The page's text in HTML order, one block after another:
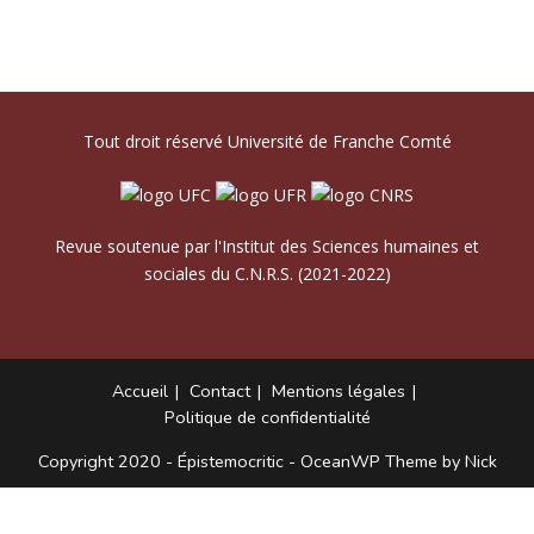
Tout droit réservé Université de Franche Comté
Revue soutenue par l'Institut des Sciences humaines et
sociales du C.N.R.S. (2021-2022)
Accueil Contact
Mentions légales
Politique de confidentialité
Copyright 2020 - Épistemocritic - OceanWP Theme by Nick